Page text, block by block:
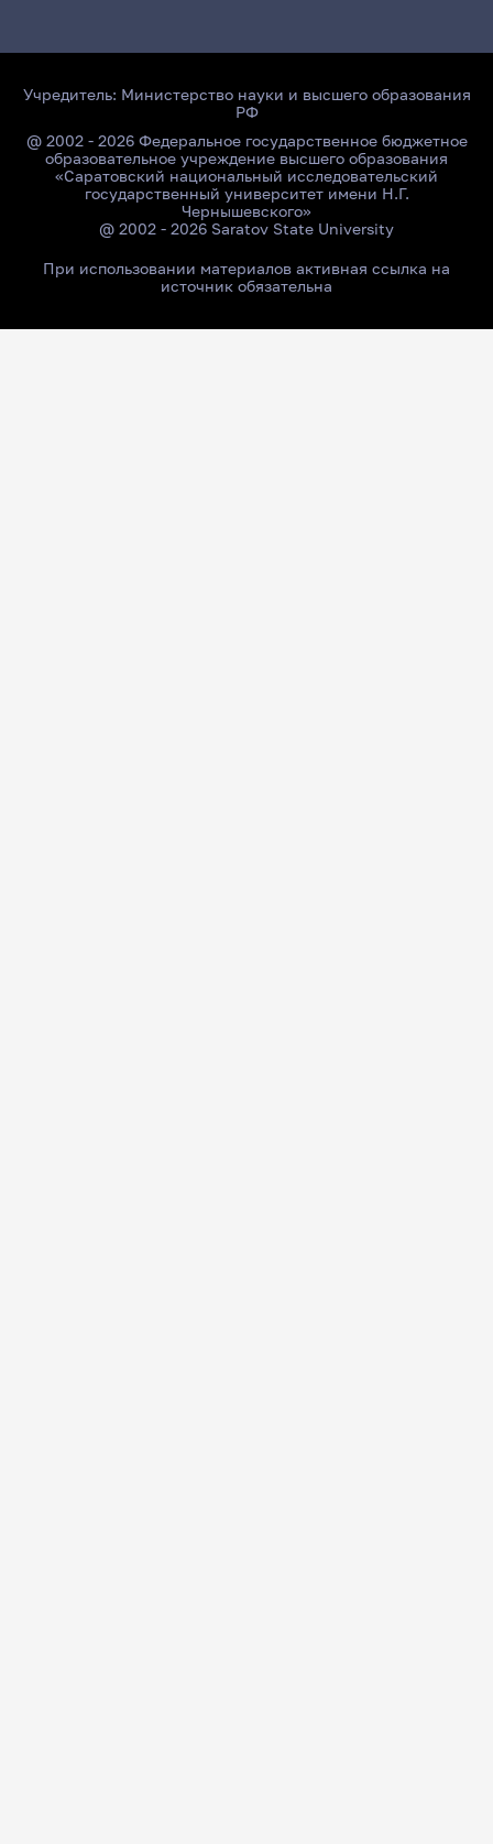
Учредитель: Министерство науки и высшего образования
РФ
@ 2002 - 2026 Федеральное государственное бюджетное
образовательное учреждение высшего образования
«Саратовский национальный исследовательский
государственный университет имени Н.Г.
Чернышевского»
@ 2002 - 2026 Saratov State University
При использовании материалов активная ссылка на
источник обязательна